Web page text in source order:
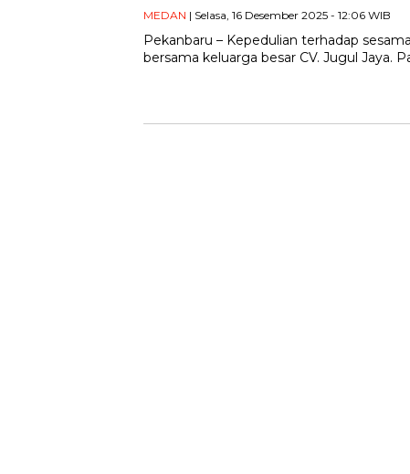
MEDAN | Selasa, 16 Desember 2025 - 12:06 WIB
Pekanbaru – Kepedulian terhadap
bersama keluarga besar CV. Jugul Jaya.